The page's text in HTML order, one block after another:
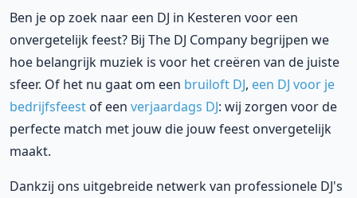
Ben je op zoek naar een DJ in Kesteren voor een
onvergetelijk feest? Bij The DJ Company begrijpen we
hoe belangrijk muziek is voor het creëren van de juiste
sfeer. Of het nu gaat om een bruiloft DJ, een DJ voor je
bedrijfsfeest of een verjaardags DJ: wij zorgen voor de
perfecte match met jouw die jouw feest onvergetelijk
maakt.
Dankzij ons uitgebreide netwerk van professionele DJ's